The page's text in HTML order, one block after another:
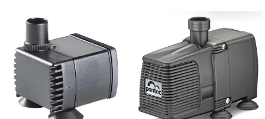
alebo k terase – sú ideálne na vytvorenie estetického aj zvukového
zážitku. Niektoré modely sú vybavené cirkulačnými čerpadlami, ktoré
nevyžadujú napojenie na vodovod.
💡 Tip: Kombinujte fontány s betónovými umývadlami alebo
voľne
stojacimi hydrantmia vytvorte harmonické riešenie pre funkčný a
elegantný záhradný priestor.
📦 Produkty doručíme rýchlo a bezpečne – vlastnou dopravou alebo